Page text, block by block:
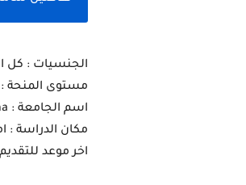
الجنسيات : كل
مستوى المنحة
اسم الجامعة : University of Southern Indiana.
مكان الدراسة :
اخر موعد